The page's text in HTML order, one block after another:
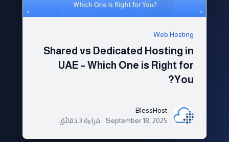
Web Hosting
Shared vs Dedicated Hosting in
UAE – Which One is Right for
You?
BlessHost
BlessHost
September 18, 2025
· قراءة 3 دقائق